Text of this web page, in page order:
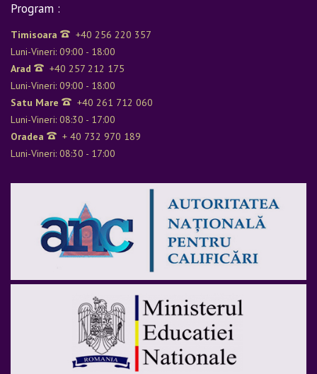
Program :
Timisoara
+40 256 220 357
Luni-Vineri: 09:00 - 18:00
Arad
+40 257 212 175
Luni-Vineri: 09:00 - 18:00
Satu Mare
+40 261 712 060
Luni-Vineri: 08:30 - 17:00
Oradea
+ 40 732 970 189
Luni-Vineri: 08:30 - 17:00